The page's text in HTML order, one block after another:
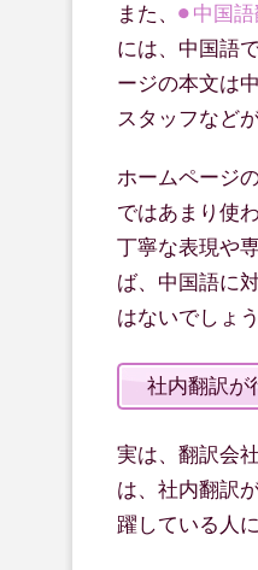
また、 中国
には、中国語
ージの本文は
スタッフなど
ホームページ
ではあまり使
丁寧な表現や
ば、中国語に
はないでしょう
社内翻訳が
実は、翻訳会
は、社内翻訳
躍している人